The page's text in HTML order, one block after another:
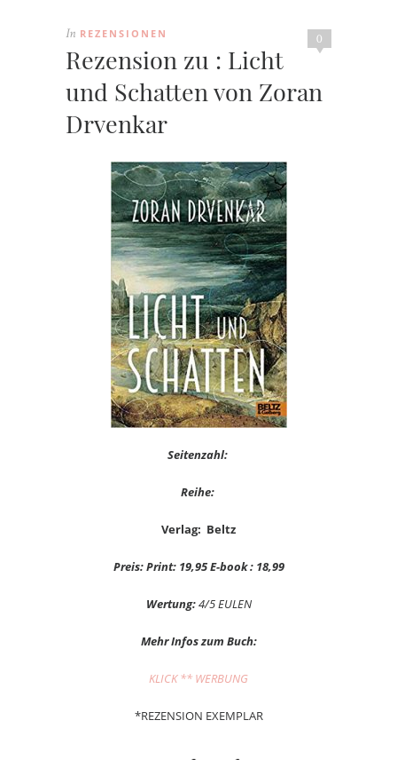
0
In REZENSIONEN
Rezension zu : Licht
und Schatten von Zoran
Drvenkar
Seitenzahl:
Reihe:
Verlag: Beltz
Preis: Print: 19,95 E-book : 18,99
Wertung:4/5 EULEN
Mehr Infos zum Buch:
KLICK ** WERBUNG
*REZENSION EXEMPLAR